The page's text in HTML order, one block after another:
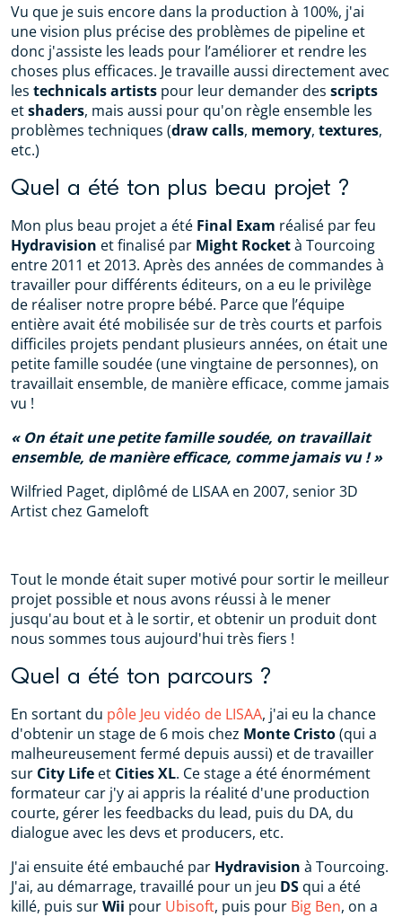
Vu que je suis encore dans la production à 100%, j'ai
une vision plus précise des problèmes de pipeline et
donc j'assiste les leads pour l’améliorer et rendre les
choses plus efficaces. Je travaille aussi directement avec
les technicals artists pour leur demander des scripts
etshaders, mais aussi pour qu'on règle ensemble les
problèmes techniques (draw calls, memory, textures,
etc.)
Quel a été ton plus beau projet ?
Mon plus beau projet a été Final Exam réalisé par feu
Hydravision et finalisé par Might Rocketà Tourcoing
entre 2011 et 2013. Après des années de commandes à
travailler pour différents éditeurs, on a eu le privilège
de réaliser notre propre bébé. Parce que l’équipe
entière avait été mobilisée sur de très courts et parfois
difficiles projets pendant plusieurs années, on était une
petite famille soudée (une vingtaine de personnes), on
travaillait ensemble, de manière efficace, comme jamais
vu !
On était une petite famille soudée, on travaillait
ensemble, de manière efficace, comme jamais vu !
Wilfried Paget, diplômé de LISAA en 2007, senior 3D
Artist chez Gameloft
Tout le monde était super motivé pour sortir le meilleur
projet possible et nous avons réussi à le mener
jusqu'au bout et à le sortir, et obtenir un produit dont
nous sommes tous aujourd'hui très fiers !
Quel a été ton parcours ?
En sortant du pôle Jeu vidéo de LISAA, j'ai eu la chance
d'obtenir un stage de 6 mois chez Monte Cristo(qui a
malheureusement fermé depuis aussi) et de travailler
sur City Life et Cities XL. Ce stage a été énormément
formateur car j'y ai appris la réalité d'une production
courte, gérer les feedbacks du lead, puis du DA, du
dialogue avec les devs et producers, etc.
J'ai ensuite été embauché par Hydravision à Tourcoing.
J'ai, au démarrage, travaillé pour un jeu DS qui a été
killé, puis surWii pour Ubisoft, puis pour Big Ben, on a